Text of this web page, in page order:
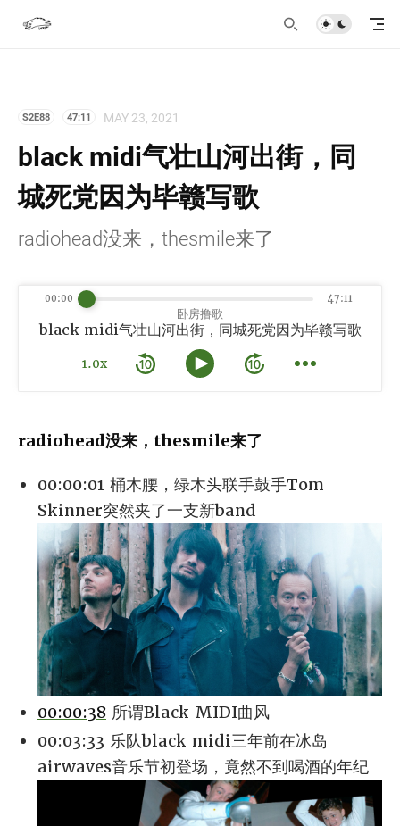
S2E88 47:11 MAY 23, 2021
black midi气壮山河出街，同
城死党因为毕赣写歌
radiohead没来，thesmile来了
卧房撸歌
black midi气壮山河出街，同城死党因为毕赣写歌
1.0x
00:00 47:11
radiohead没来，thesmile来了
00:00:01 桶木腰，绿木头联手鼓手Tom
Skinner突然夹了一支新band
00:00:38 所谓Black MIDI曲风
00:03:33 乐队black midi三年前在冰岛
airwaves音乐节初登场，竟然不到喝酒的年纪